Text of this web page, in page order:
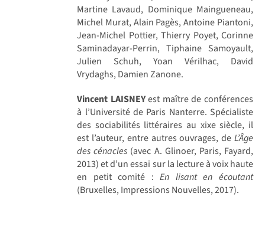
Martine Lavaud, Dominique Maingueneau,
Michel Murat, Alain Pagès, Antoine Piantoni,
Jean-Michel Pottier, Thierry Poyet, Corinne
Saminadayar-Perrin, Tiphaine Samoyault,
Julien Schuh, Yoan Vérilhac, David
Vrydaghs, Damien Zanone.
Vincent LAISNEYest maître de conférences
à l’Université de Paris Nanterre. Spécialiste
des sociabilités littéraires au xixe siècle, il
est l’auteur, entre autres ouvrages, de L’Âge
des cénacles (avec A. Glinoer, Paris, Fayard,
2013) et d’un essai sur la lecture à voix haute
en petit comité :En lisant en écoutant
(Bruxelles, Impressions Nouvelles, 2017).